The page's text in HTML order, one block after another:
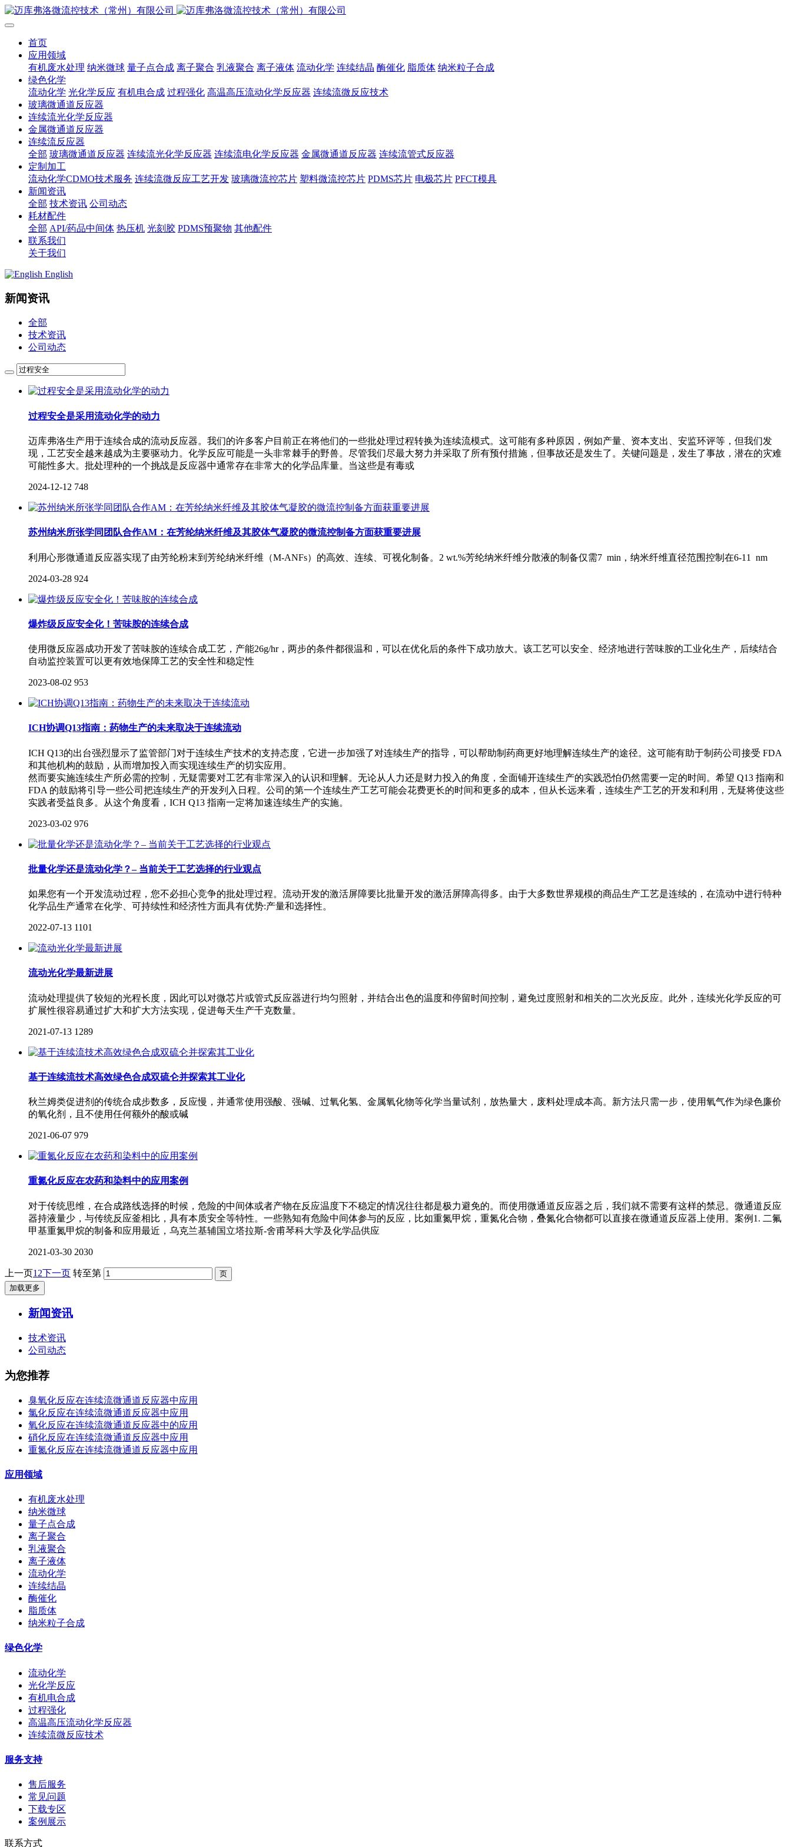
首页
应用领域
有机废水处理 纳米微球 量子点合成 离子聚合 乳液聚合 离子液体 流动化学 连续结晶 酶催化 脂质体 纳米粒子合成
绿色化学
流动化学 光化学反应 有机电合成 过程强化 高温高压流动化学反应器 连续流微反应技术
玻璃微通道反应器
连续流光化学反应器
金属微通道反应器
连续流反应器
全部 玻璃微通道反应器 连续流光化学反应器 连续流电化学反应器 金属微通道反应器 连续流管式反应器
定制加工
流动化学CDMO技术服务 连续流微反应工艺开发 玻璃微流控芯片 塑料微流控芯片 PDMS芯片 电极芯片 PFCT模具
新闻资讯
全部 技术资讯 公司动态
耗材配件
全部 API/药品中间体 热压机 光刻胶 PDMS预聚物 其他配件
联系我们
关于我们
English
新闻资讯
全部
技术资讯
公司动态
过程安全是采用流动化学的动力
迈库弗洛生产用于连续合成的流动反应器。我们的许多客户目前正在将他们的一些批处理过程转换为连续流模式。这可能有多种原因，例如产量、资本支出、安监环评等，但我们发
现，工艺安全越来越成为主要驱动力。化学反应可能是一头非常棘手的野兽。尽管我们尽最大努力并采取了所有预付措施，但事故还是发生了。关键问题是，发生了事故，潜在的灾难
可能性多大。批处理种的一个挑战是反应器中通常存在非常大的化学品库量。当这些是有毒或
2024-12-12 748
苏州纳米所张学同团队合作AM：在芳纶纳米纤维及其胶体气凝胶的微流控制备方面获重要进展
利用心形微通道反应器实现了由芳纶粉末到芳纶纳米纤维（M-ANFs）的高效、连续、可视化制备。2 wt.%芳纶纳米纤维分散液的制备仅需7 min，纳米纤维直径范围控制在6-11 nm
2024-03-28 924
爆炸级反应安全化！苦味胺的连续合成
使用微反应器成功开发了苦味胺的连续合成工艺，产能26g/hr，两步的条件都很温和，可以在优化后的条件下成功放大。该工艺可以安全、经济地进行苦味胺的工业化生产，后续结合
自动监控装置可以更有效地保障工艺的安全性和稳定性
2023-08-02 953
ICH协调Q13指南：药物生产的未来取决于连续流动
ICH Q13的出台强烈显示了监管部门对于连续生产技术的支持态度，它进一步加强了对连续生产的指导，可以帮助制药商更好地理解连续生产的途径。这可能有助于制药公司接受 FDA
和其他机构的鼓励，从而增加投入而实现连续生产的切实应用。
然而要实施连续生产所必需的控制，无疑需要对工艺有非常深入的认识和理解。无论从人力还是财力投入的角度，全面铺开连续生产的实践恐怕仍然需要一定的时间。希望 Q13 指南和
FDA 的鼓励将引导一些公司把连续生产的开发列入日程。公司的第一个连续生产工艺可能会花费更长的时间和更多的成本，但从长远来看，连续生产工艺的开发和利用，无疑将使这些
实践者受益良多。从这个角度看，ICH Q13 指南一定将加速连续生产的实施。
2023-03-02 976
批量化学还是流动化学？– 当前关于工艺选择的行业观点
如果您有一个开发流动过程，您不必担心竞争的批处理过程。流动开发的激活屏障要比批量开发的激活屏障高得多。由于大多数世界规模的商品生产工艺是连续的，在流动中进行特种
化学品生产通常在化学、可持续性和经济性方面具有优势:产量和选择性。
2022-07-13 1101
流动光化学最新进展
流动处理提供了较短的光程长度，因此可以对微芯片或管式反应器进行均匀照射，并结合出色的温度和停留时间控制，避免过度照射和相关的二次光反应。此外，连续光化学反应的可
扩展性很容易通过扩大和扩大方法实现，促进每天生产千克数量。
2021-07-13 1289
基于连续流技术高效绿色合成双硫仑并探索其工业化
秋兰姆类促进剂的传统合成步数多，反应慢，并通常使用强酸、强碱、过氧化氢、金属氧化物等化学当量试剂，放热量大，废料处理成本高。新方法只需一步，使用氧气作为绿色廉价
的氧化剂，且不使用任何额外的酸或碱
2021-06-07 979
重氮化反应在农药和染料中的应用案例
对于传统思维，在合成路线选择的时候，危险的中间体或者产物在反应温度下不稳定的情况往往都是极力避免的。而使用微通道反应器之后，我们就不需要有这样的禁忌。微通道反应
器持液量少，与传统反应釜相比，具有本质安全等特性。一些熟知有危险中间体参与的反应，比如重氮甲烷，重氮化合物，叠氮化合物都可以直接在微通道反应器上使用。案例1. 二氟
甲基重氮甲烷的制备和应用最近，乌克兰基辅国立塔拉斯-舍甫琴科大学及化学品供应
2021-03-30 2030
上一页1 2下一页 转至第
加载更多
新闻资讯
技术资讯
公司动态
为您推荐
臭氧化反应在连续流微通道反应器中应用
氯化反应在连续流微通道反应器中应用
氧化反应在连续流微通道反应器中的应用
硝化反应在连续流微通道反应器中应用
重氮化反应在连续流微通道反应器中应用
应用领域
有机废水处理
纳米微球
量子点合成
离子聚合
乳液聚合
离子液体
流动化学
连续结晶
酶催化
脂质体
纳米粒子合成
绿色化学
流动化学
光化学反应
有机电合成
过程强化
高温高压流动化学反应器
连续流微反应技术
服务支持
售后服务
常见问题
下载专区
案例展示
联系方式